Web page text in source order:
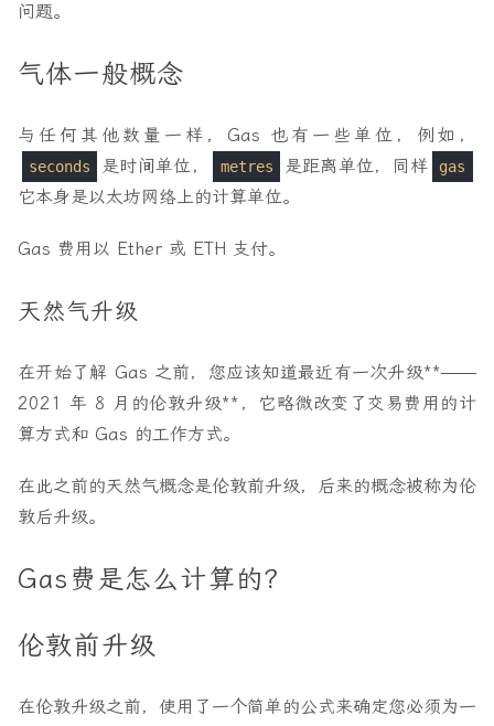
问题。
气体一般概念
与任何其他数量一样，Gas 也有一些单位，例如，
seconds 是时间单位， metres 是距离单位，同样 gas
它本身是以太坊网络上的计算单位。
Gas 费用以 Ether 或 ETH 支付。
天然气升级
在开始了解 Gas 之前，您应该知道最近有一次升级**——
2021 年 8 月的伦敦升级**，它略微改变了交易费用的计
算方式和 Gas 的工作方式。
在此之前的天然气概念是伦敦前升级，后来的概念被称为伦
敦后升级。
Gas费是怎么计算的？
伦敦前升级
在伦敦升级之前，使用了一个简单的公式来确定您必须为一